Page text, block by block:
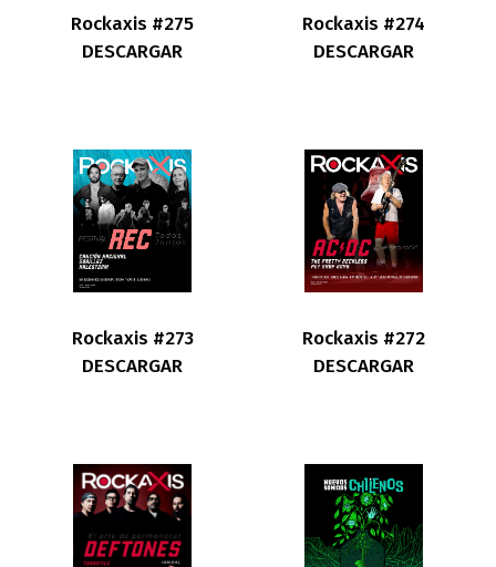
Rockaxis #275
DESCARGAR
Rockaxis #274
DESCARGAR
Rockaxis #273
DESCARGAR
Rockaxis #272
DESCARGAR